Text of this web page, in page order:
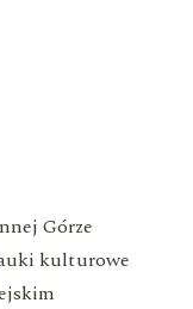
Górze
kulturowe